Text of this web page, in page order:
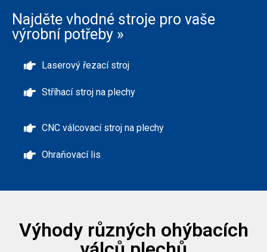
Najděte vhodné stroje pro vaše
výrobní potřeby »
Laserový řezací stroj
Stříhací stroj na plechy
CNC válcovací stroj na plechy
Ohraňovací lis
Výhody různých ohýbacích